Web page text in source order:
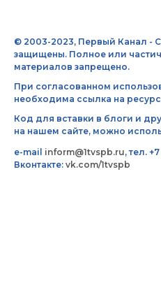
© 2003-2023, Первый Канал -
защищены. Полное или
материалов запрещено.
При согласованном
необходима ссылка на
Код для вставки в блоги и
на нашем сайте, можно
e-mail inform@1tvspb.ru, тел.
Вконтакте: vk.com/1tvspb